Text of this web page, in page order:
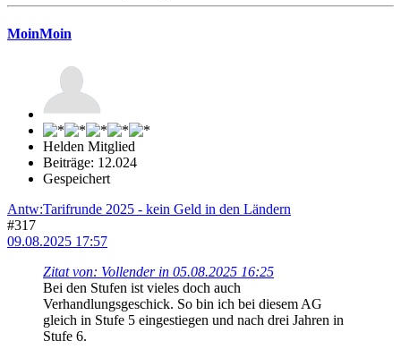
MoinMoin
Helden Mitglied
Beiträge: 12.024
Gespeichert
Antw:Tarifrunde 2025 - kein Geld in den Ländern
#317
09.08.2025 17:57
Zitat von: Vollender in 05.08.2025 16:25
Bei den Stufen ist vieles doch auch
Verhandlungsgeschick. So bin ich bei diesem AG
gleich in Stufe 5 eingestiegen und nach drei Jahren in
Stufe 6.